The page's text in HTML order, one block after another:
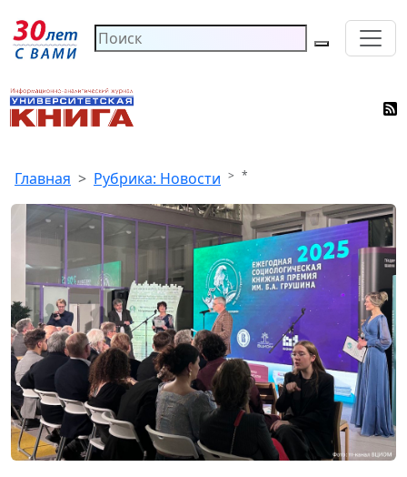
Главная Рубрика: Новости *